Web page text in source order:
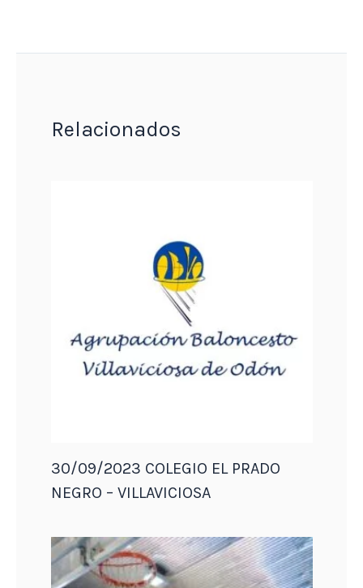
Relacionados
30/09/2023 COLEGIO EL PRADO
NEGRO – VILLAVICIOSA